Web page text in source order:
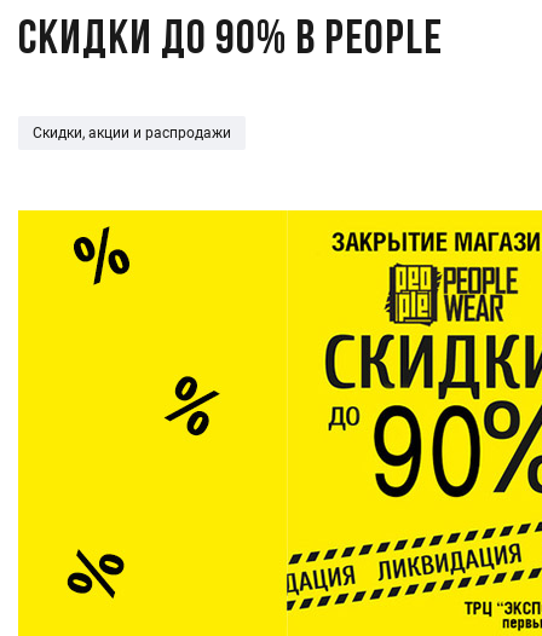
Cкидки до 90% в People
Скидки, акции и распродажи